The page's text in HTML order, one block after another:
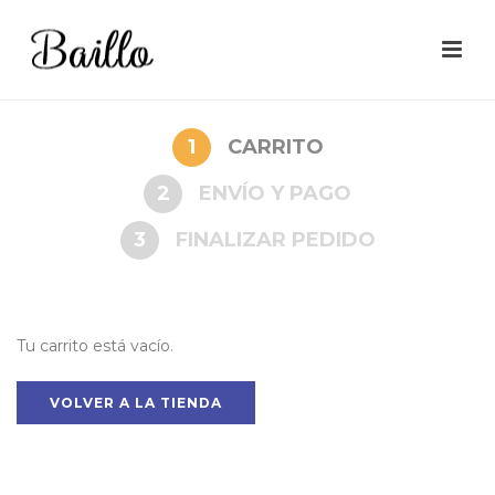
1
CARRITO
2
ENVÍO Y PAGO
3
FINALIZAR PEDIDO
Tu carrito está vacío.
VOLVER A LA TIENDA